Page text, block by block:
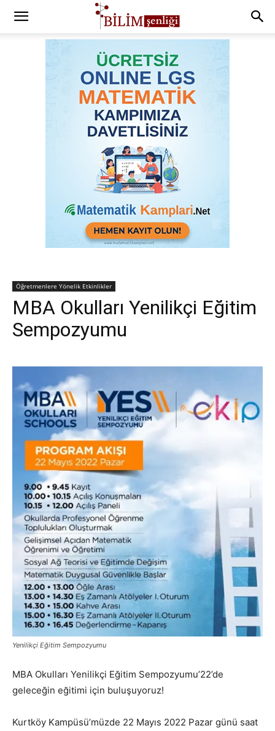
Öğretmenlere Yönelik Etkinlikler
MBA Okulları Yenilikçi Eğitim
Sempozyumu
Yenilikçi Eğitim Sempozyumu
MBA Okulları Yenilikçi Eğitim Sempozyumu’22’de
geleceğin eğitimi için buluşuyoruz!
Kurtköy Kampüsü’müzde 22 Mayıs 2022 Pazar günü saat